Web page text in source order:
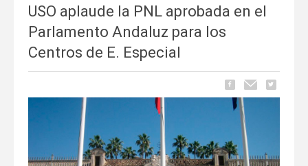
USO aplaude la PNL aprobada en el
Parlamento Andaluz para los
Centros de E. Especial